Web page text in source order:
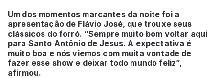
Um dos momentos marcantes da noite foi a
apresentação de Flávio José, que trouxe seus
clássicos do forró. “Sempre muito bom voltar aqui
para Santo Antônio de Jesus. A expectativa é
muito boa e nós viemos com muita vontade de
fazer esse show e deixar todo mundo feliz”,
afirmou.